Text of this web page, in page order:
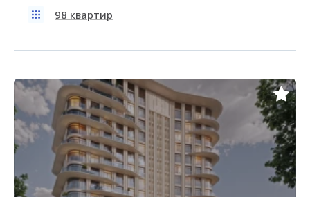
98 квартир